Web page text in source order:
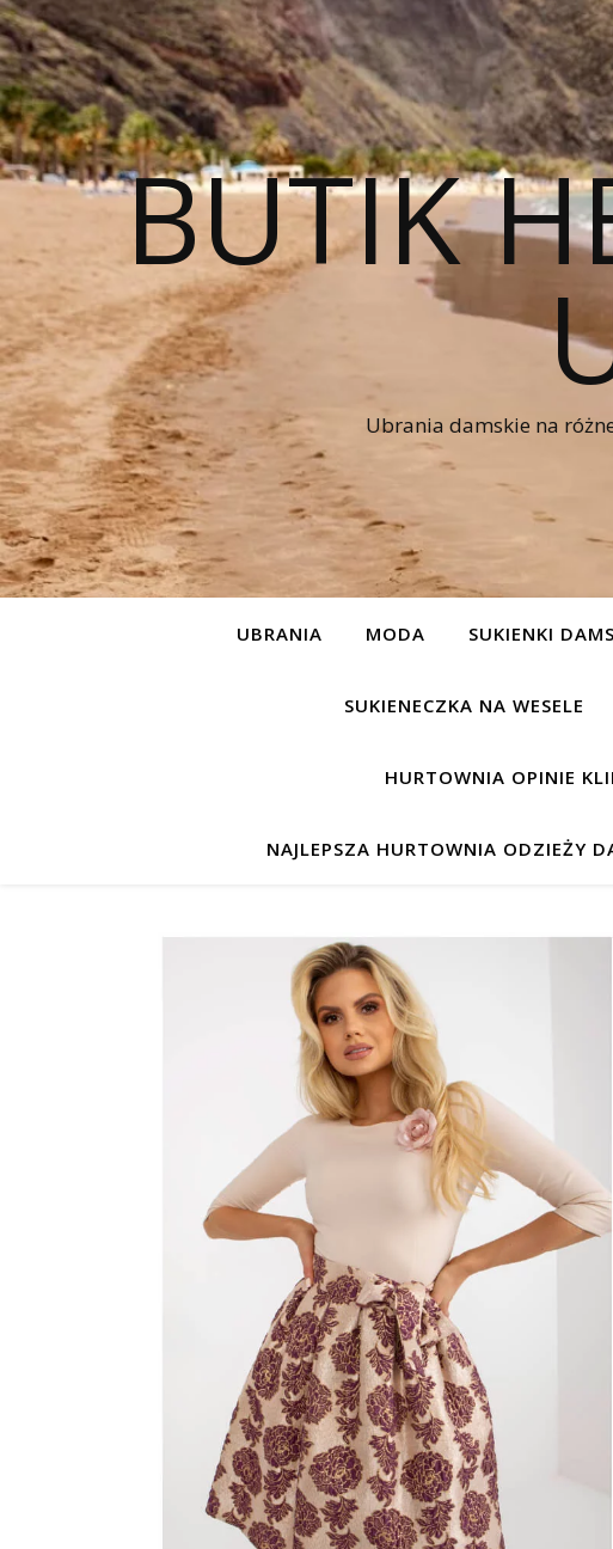
BUTIK
Ubrania damskie na
UBRANIA MODA SUKIENKI
SUKIENECZKA NA WESELE
HURTOWNIA OPINIE
NAJLEPSZA HURTOWNIA ODZIEŻY